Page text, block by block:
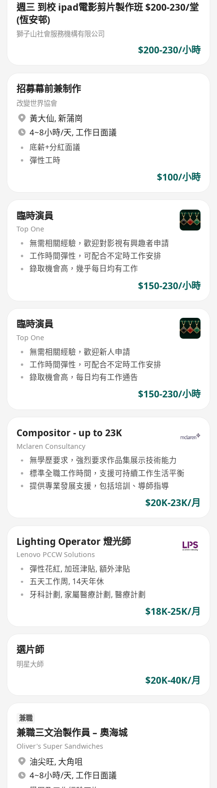
週三 到校 ipad電影剪片製作班 $200-230/堂
(恆安邨)
獅子山社會服務機構有限公司
$200-230/小時
招募幕前兼制作
改變世界協會
黃大仙, 新蒲崗
4~8小時/天, 工作日面議
底薪+分紅面議
彈性工時
$100/小時
臨時演員
Top One
無需相關經驗，歡迎對影視有興趣者申請
工作時間彈性，可配合不定時工作安排
錄取機會高，幾乎每日均有工作
$150-230/小時
臨時演員
Top One
無需相關經驗，歡迎新人申請
工作時間彈性，可配合不定時工作安排
錄取機會高，每日均有工作通告
$150-230/小時
Compositor - up to 23K
Mclaren Consultancy
無學歷要求，強烈要求作品集展示技術能力
標準全職工作時間，支援可持續工作生活平衡
提供專業發展支援，包括培訓、導師指導
$20K-23K/月
Lighting Operator 燈光師
Lenovo PCCW Solutions
彈性花紅, 加班津貼, 額外津貼
五天工作周, 14天年休
牙科計劃, 家屬醫療計劃, 醫療計劃
$18K-25K/月
選片師
明星大師
$20K-40K/月
兼職
兼職三文治製作員 – 奧海城
Oliver's Super Sandwiches
油尖旺, 大角咀
4~8小時/天, 工作日面議